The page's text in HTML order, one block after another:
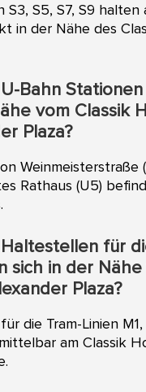
S3, S5, S7, S9
in der Nähe des
Bahn
vom Classik
Plaza?
Weinmeisterstraße
Rathaus (U5)
für
sich in der
Plaza?
die Tram-Linien
am Classik